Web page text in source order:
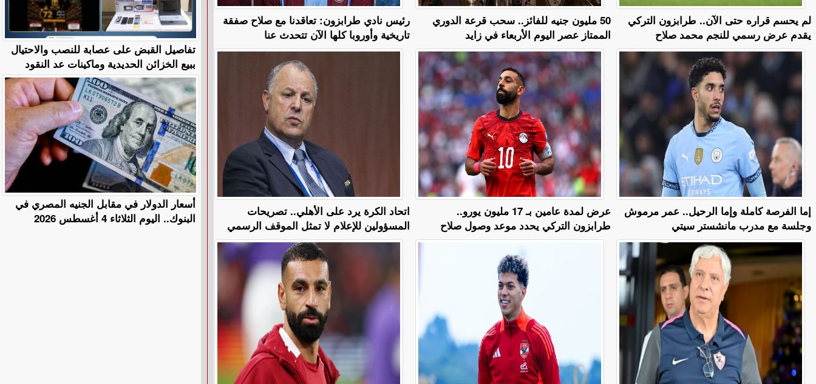
رئيس نادي طرابزون: تعاقدنا مع صلاح صفقة
تاريخية وأوروبا كلها الآن تتحدث عنا
50 مليون جنيه للفائز.. سحب قرعة الدوري
الممتاز عصر اليوم الأربعاء في زايد
لم يحسم قراره حتى الآن.. طرابزون التركي
يقدم عرض رسمي للنجم محمد صلاح
اتحاد الكرة يرد على الأهلي.. تصريحات
المسؤولين للإعلام لا تمثل الموقف الرسمي
عرض لمدة عامين بـ 17 مليون يورو..
طرابزون التركي يحدد موعد وصول صلاح
إما الفرصة كاملة وإما الرحيل.. عمر مرموش
وجلسة مع مدرب مانشستر سيتي
تفاصيل القبض على عصابة للنصب والاحتيال
ببيع الخزائن الحديدية وماكينات عد النقود
أسعار الدولار في مقابل الجنيه المصري في
البنوك.. اليوم الثلاثاء 4 أغسطس 2026